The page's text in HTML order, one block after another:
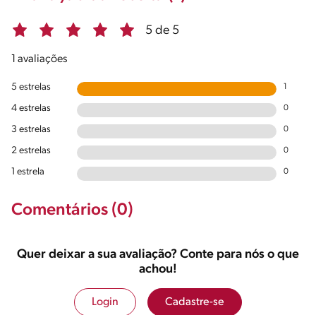
5 de 5
1 avaliações
5 estrelas
4 estrelas 0
3 estrelas 0
2 estrelas 0
1 estrela 0
Comentários (0)
Quer deixar a sua avaliação? Conte para nós o que
achou!
Login Cadastre-se